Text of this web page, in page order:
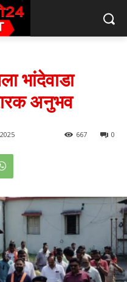
भांदेवाडा
अनुभव
0
667